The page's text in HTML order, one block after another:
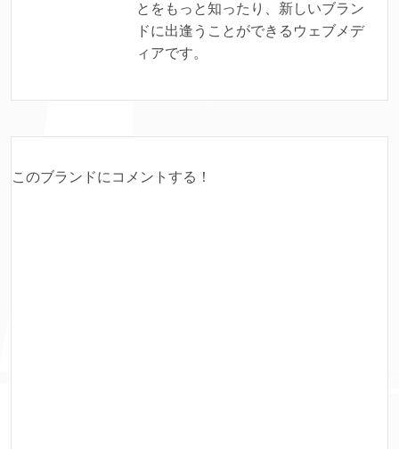
とをもっと知ったり、新しいブラン
ドに出逢うことができるウェブメデ
ィアです。
このブランドにコメントする！